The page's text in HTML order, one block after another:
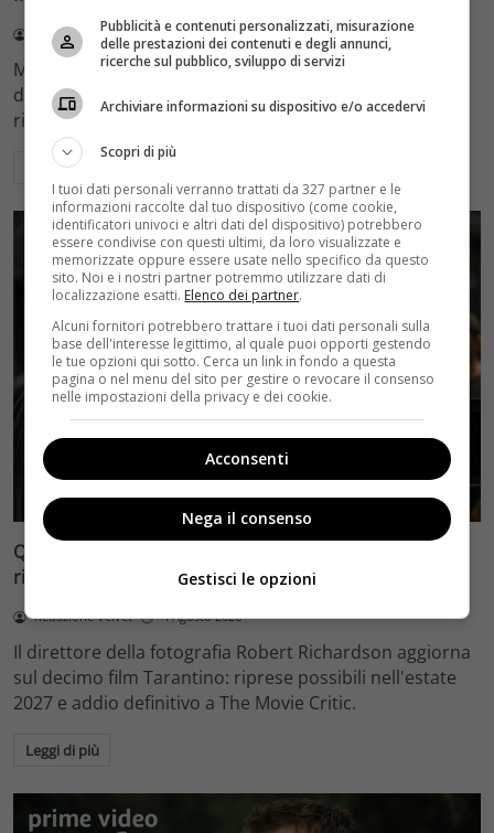
Redazione Velvet 4 Agosto 2026
Mediaset sceglie di mantenere Gerry Scotti e La Ruota
della Fortuna nell'access prime time estivo di Canale 5,
rinviando a dicembre il debutto di Enrico Pa
Leggi di più
Quentin Tarantino e il decimo film: Robert Richardson
rivela riprese forse nel 2027 e l’addio a The Movie Critic
Redazione Velvet 4 Agosto 2026
Il direttore della fotografia Robert Richardson aggiorna
sul decimo film Tarantino: riprese possibili nell'estate
2027 e addio definitivo a The Movie Critic.
Leggi di più
Pubblicità e contenuti personalizzati, misurazione
delle prestazioni dei contenuti e degli annunci,
ricerche sul pubblico, sviluppo di servizi
Archiviare informazioni su dispositivo e/o accedervi
Scopri di più
I tuoi dati personali verranno trattati da 327 partner e le
informazioni raccolte dal tuo dispositivo (come cookie,
identificatori univoci e altri dati del dispositivo) potrebbero
essere condivise con questi ultimi, da loro visualizzate e
memorizzate oppure essere usate nello specifico da questo
sito. Noi e i nostri partner potremmo utilizzare dati di
localizzazione esatti. Elenco dei partner.
Alcuni fornitori potrebbero trattare i tuoi dati personali sulla
base dell'interesse legittimo, al quale puoi opporti gestendo
le tue opzioni qui sotto. Cerca un link in fondo a questa
pagina o nel menu del sito per gestire o revocare il consenso
nelle impostazioni della privacy e dei cookie.
Acconsenti
Nega il consenso
Gestisci le opzioni